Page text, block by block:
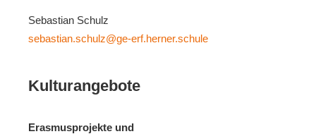
Sebastian Schulz
sebastian.schulz@ge-erf.herner.schule
Kulturangebote
Erasmusprojekte und